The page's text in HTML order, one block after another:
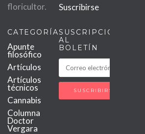
floricultor.
Suscribirse
CATEGORÍAS
Apunte
filosófico
Artículos
Artículos
técnicos
Cannabis
Columna
Doctor
Vergara
SUSCRIPCIÓN
AL
BOLETÍN